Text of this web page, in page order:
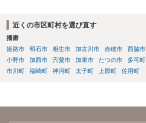
近くの市区町村を選び直す
播磨
姫路市
明石市 相生市 加古川市 赤穂市 西脇市
小野市
加西市 宍粟市 加東市 たつの市 多可町
市川町
福崎町 神河町 太子町 上郡町 佐用町